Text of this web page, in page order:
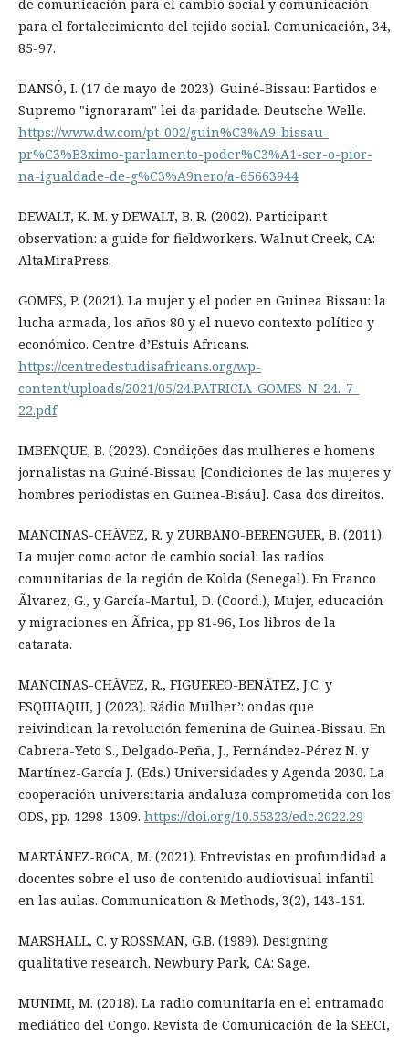
de comunicación para el cambio social y comunicación
para el fortalecimiento del tejido social. Comunicación, 34,
85-97.
DANSÓ, I. (17 de mayo de 2023). Guiné-Bissau: Partidos e
Supremo "ignoraram" lei da paridade. Deutsche Welle.
https://www.dw.com/pt-002/guin%C3%A9-bissau-
pr%C3%B3ximo-parlamento-poder%C3%A1-ser-o-pior-
na-igualdade-de-g%C3%A9nero/a-65663944
DEWALT, K. M. y DEWALT, B. R. (2002). Participant
observation: a guide for fieldworkers. Walnut Creek, CA:
AltaMiraPress.
GOMES, P. (2021). La mujer y el poder en Guinea Bissau: la
lucha armada, los años 80 y el nuevo contexto político y
económico. Centre d’Estuis Africans.
https://centredestudisafricans.org/wp-
content/uploads/2021/05/24.PATRICIA-GOMES-N-24.-7-
22.pdf
IMBENQUE, B. (2023). Condições das mulheres e homens
jornalistas na Guiné-Bissau [Condiciones de las mujeres y
hombres periodistas en Guinea-Bisáu]. Casa dos direitos.
MANCINAS-CHÃVEZ, R. y ZURBANO-BERENGUER, B. (2011).
La mujer como actor de cambio social: las radios
comunitarias de la región de Kolda (Senegal). En Franco
Ãlvarez, G., y García-Martul, D. (Coord.), Mujer, educación
y migraciones en Ãfrica, pp 81-96, Los libros de la
catarata.
MANCINAS-CHÃVEZ, R., FIGUEREO-BENÃTEZ, J.C. y
ESQUIAQUI, J (2023). Rádio Mulher’: ondas que
reivindican la revolución femenina de Guinea-Bissau. En
Cabrera-Yeto S., Delgado-Peña, J., Fernández-Pérez N. y
Martínez-García J. (Eds.) Universidades y Agenda 2030. La
cooperación universitaria andaluza comprometida con los
ODS, pp. 1298-1309. https://doi.org/10.55323/edc.2022.29
MARTÃNEZ-ROCA, M. (2021). Entrevistas en profundidad a
docentes sobre el uso de contenido audiovisual infantil
en las aulas. Communication & Methods, 3(2), 143-151.
MARSHALL, C. y ROSSMAN, G.B. (1989). Designing
qualitative research. Newbury Park, CA: Sage.
MUNIMI, M. (2018). La radio comunitaria en el entramado
mediático del Congo. Revista de Comunicación de la SEECI,